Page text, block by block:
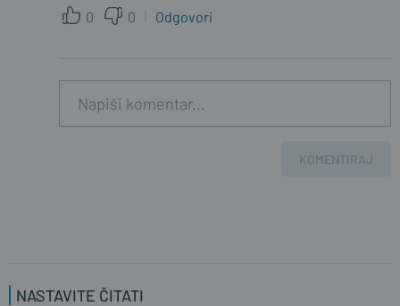
0 0 Odgovori
KOMENTIRAJ
NASTAVITE ČITATI